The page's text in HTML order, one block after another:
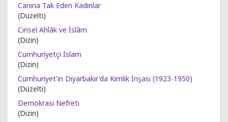
Canına Tak Eden Kadınlar
(Düzelti)
Cinsel Ahlâk ve İslâm
(Dizin)
Cumhuriyetçi İslam
(Dizin)
Cumhuriyet'in Diyarbakır'da Kimlik İnşası (1923-1950)
(Düzelti)
Demokrasi Nefreti
(Dizin)